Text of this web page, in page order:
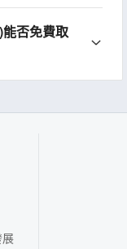
否免費取